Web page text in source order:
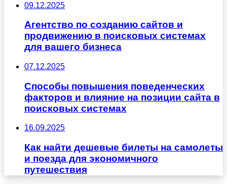
09.12.2025
Агентство по созданию сайтов и
продвижению в поисковых системах
для вашего бизнеса
07.12.2025
Способы повышения поведенческих
факторов и влияние на позиции сайта в
поисковых системах
16.09.2025
Как найти дешевые билеты на самолеты
и поезда для экономичного
путешествия